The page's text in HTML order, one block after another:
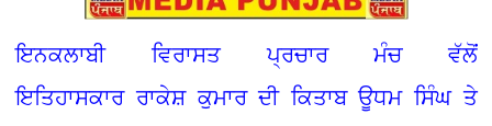
ਇਨਕਲਾਬੀ ਵਿਰਾਸਤ ਪ੍ਰਚਾਰ ਮੰਚ ਵੱਲੋਂ
ਇਤਿਹਾਸਕਾਰ ਰਾਕੇਸ਼ ਕੁਮਾਰ ਦੀ ਕਿਤਾਬ ਊਧਮ ਸਿੰਘ ਤੇ